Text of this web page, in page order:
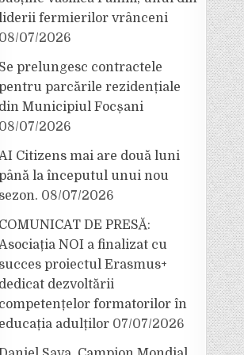
fermierilor vrânceni
08/07/2026
Se prelungesc contractele
parcările rezidențiale
din Municipiul Focșani
08/07/2026
Citizens mai are două luni
la începutul unui nou
sezon. 08/07/2026
COMUNICAT DE PRESĂ:
NOI a finalizat cu
succes proiectul Erasmus+
dedicat dezvoltării
competențelor formatorilor în
educația adulților 07/07/2026